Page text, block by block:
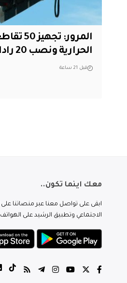
المرور:
الحرارية ونصب 20 راداراً في بغداد
قبل 21 ساعة
معك اينما تكون..
ابقى على تواصل معنا عبر منصاتنا
الاجتماعي وتطبيق الرشيد على الهواتف